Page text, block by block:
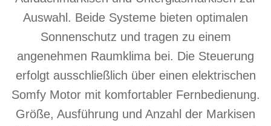
Auswahl. Beide Systeme bieten optimalen
Sonnenschutz und tragen zu einem
angenehmen Raumklima bei. Die Steuerung
erfolgt ausschließlich über einen elektrischen
Somfy Motor mit komfortabler Fernbedienung.
Größe, Ausführung und Anzahl der Markisen